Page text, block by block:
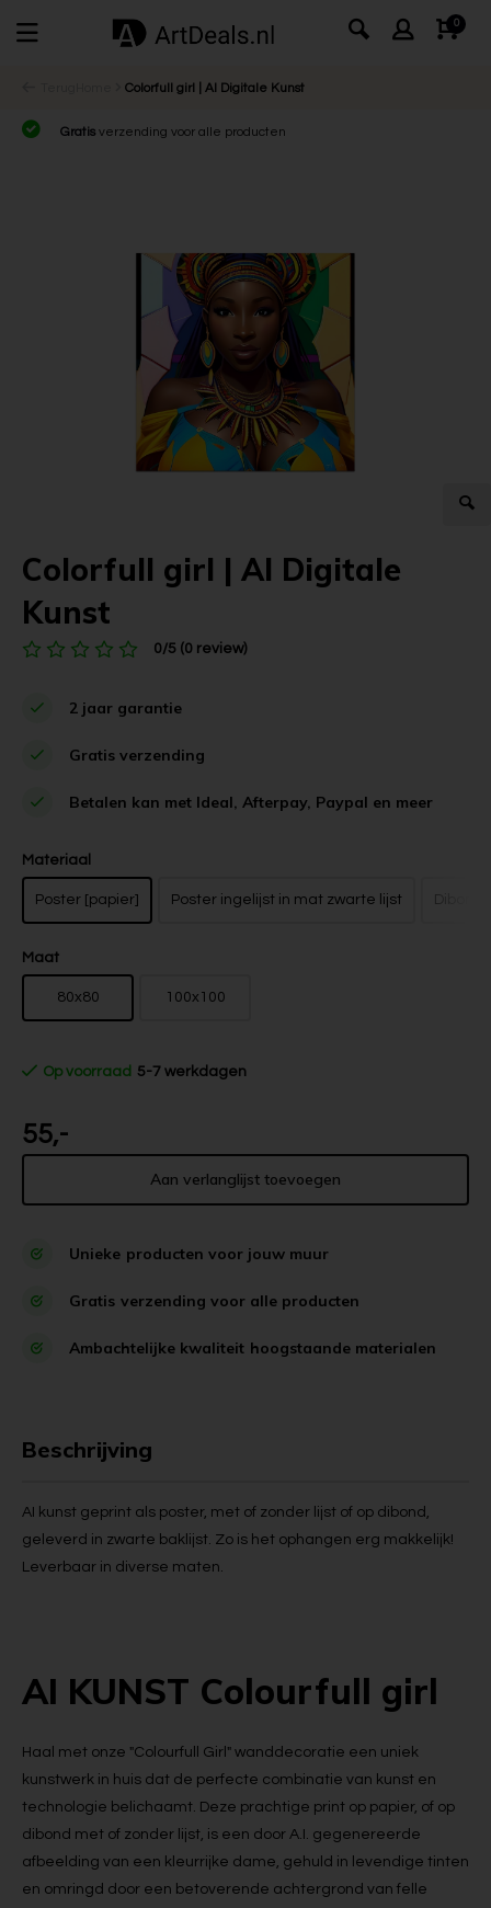
0
Colorfull girl | AI Digitale Kunst
Gratis verzending voor alle producten
Colorfull girl | AI Digitale
Kunst
0/5 (0 review)
2 jaar garantie
Gratis verzending
Betalen kan met Ideal, Afterpay, Paypal en meer
Materiaal
Poster [papier] Poster ingelijst in mat zwarte lijst Dibond
Maat
80x80 100x100
Op voorraad 5-7 werkdagen
55,-
Aan verlanglijst toevoegen
Unieke producten voor jouw muur
Gratis verzending voor alle producten
Ambachtelijke kwaliteit hoogstaande materialen
Beschrijving
AI kunst geprint als poster, met of zonder lijst of op dibond,
geleverd in zwarte baklijst. Zo is het ophangen erg makkelijk!
Leverbaar in diverse maten.
AI KUNST Colourfull girl
Haal met onze "Colourfull Girl" wanddecoratie een uniek
kunstwerk in huis dat de perfecte combinatie van kunst en
technologie belichaamt. Deze prachtige print op papier, of op
dibond met of zonder lijst, is een door A.I. gegenereerde
afbeelding van een kleurrijke dame, gehuld in levendige tinten
en omringd door een betoverende achtergrond van felle